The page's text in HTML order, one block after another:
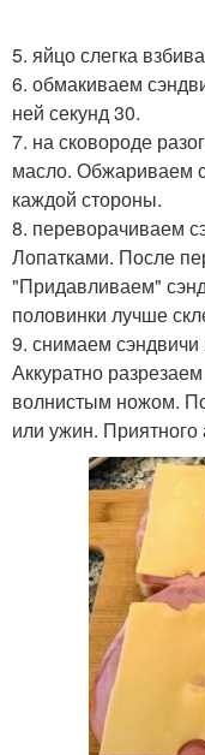
5. яйцо слегка
6. обмакиваем
ней секунд 30.
7. на сковороде
масло. Обжариваем
каждой стороны.
8. переворачиваем
Лопатками. После
"Придавливаем"
половинки лучше
9. снимаем сэндвичи
Аккуратно
волнистым ножом.
или ужин. Приятного